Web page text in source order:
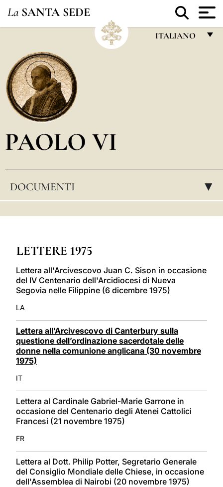
La SANTA SEDE
ITALIANO
POLSKI
PAOLO VI
DOCUMENTI ▸
LETTERE 1975
Lettera all'Arcivescovo Juan C. Sison in occasione
del IV Centenario dell'Arcidiocesi di Nueva
Segovia nelle Filippine (6 dicembre 1975)
LA
Lettera all’Arcivescovo di Canterbury sulla
questione dell’ordinazione sacerdotale delle
donne nella comunione anglicana (30 novembre
1975)
IT
Lettera al Cardinale Gabriel-Marie Garrone in
occasione del Centenario degli Atenei Cattolici
Francesi (21 novembre 1975)
FR
Lettera al Dott. Philip Potter, Segretario Generale
del Consiglio Mondiale delle Chiese, in occasione
dell'Assemblea di Nairobi (20 novembre 1975)